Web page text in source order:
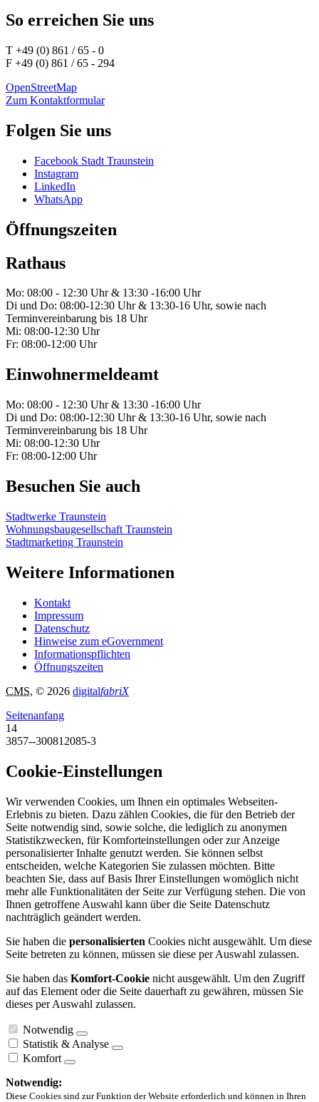
So erreichen Sie uns
T +49 (0) 861 / 65 - 0
F +49 (0) 861 / 65 - 294
OpenStreetMap
Zum Kontaktformular
Folgen Sie uns
Facebook Stadt Traunstein
Instagram
LinkedIn
WhatsApp
Öffnungszeiten
Rathaus
Mo: 08:00 - 12:30 Uhr & 13:30 -16:00 Uhr
Di und Do: 08:00-12:30 Uhr & 13:30-16 Uhr, sowie nach
Terminvereinbarung bis 18 Uhr
Mi: 08:00-12:30 Uhr
Fr: 08:00-12:00 Uhr
Einwohnermeldeamt
Mo: 08:00 - 12:30 Uhr & 13:30 -16:00 Uhr
Di und Do: 08:00-12:30 Uhr & 13:30-16 Uhr, sowie nach
Terminvereinbarung bis 18 Uhr
Mi: 08:00-12:30 Uhr
Fr: 08:00-12:00 Uhr
Besuchen Sie auch
Stadtwerke Traunstein
Wohnungsbaugesellschaft Traunstein
Stadtmarketing Traunstein
Weitere Informationen
Kontakt
Impressum
Datenschutz
Hinweise zum eGovernment
Informationspflichten
Öffnungszeiten
CMS, © 2026 digitalfabriX
Seitenanfang
14
3857--300812085-3
Cookie-Einstellungen
Wir verwenden Cookies, um Ihnen ein optimales Webseiten-
Erlebnis zu bieten. Dazu zählen Cookies, die für den Betrieb der
Seite notwendig sind, sowie solche, die lediglich zu anonymen
Statistikzwecken, für Komforteinstellungen oder zur Anzeige
personalisierter Inhalte genutzt werden. Sie können selbst
entscheiden, welche Kategorien Sie zulassen möchten. Bitte
beachten Sie, dass auf Basis Ihrer Einstellungen womöglich nicht
mehr alle Funktionalitäten der Seite zur Verfügung stehen. Die von
Ihnen getroffene Auswahl kann über die Seite Datenschutz
nachträglich geändert werden.
Sie haben die personalisierten Cookies nicht ausgewählt. Um diese
Seite betreten zu können, müssen sie diese per Auswahl zulassen.
Sie haben das Komfort-Cookie nicht ausgewählt. Um den Zugriff
auf das Element oder die Seite dauerhaft zu gewähren, müssen Sie
dieses per Auswahl zulassen.
Notwendig
Statistik & Analyse
Komfort
Notwendig:
Diese Cookies sind zur Funktion der Website erforderlich und können in Ihren